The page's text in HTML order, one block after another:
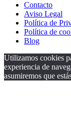
Contacto
Aviso Legal
Política de
Política de
Blog
Utilizamos cookies
experiencia de
asumiremos que